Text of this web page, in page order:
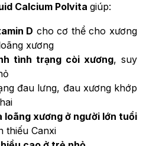
Calcium Polvita giúp:
D cho cơ thể cho xương
xương
tình trạng còi xương, suy
đau lưng, đau xương khớp
loãng xương ở người lớn tuổi
thiếu Canxi